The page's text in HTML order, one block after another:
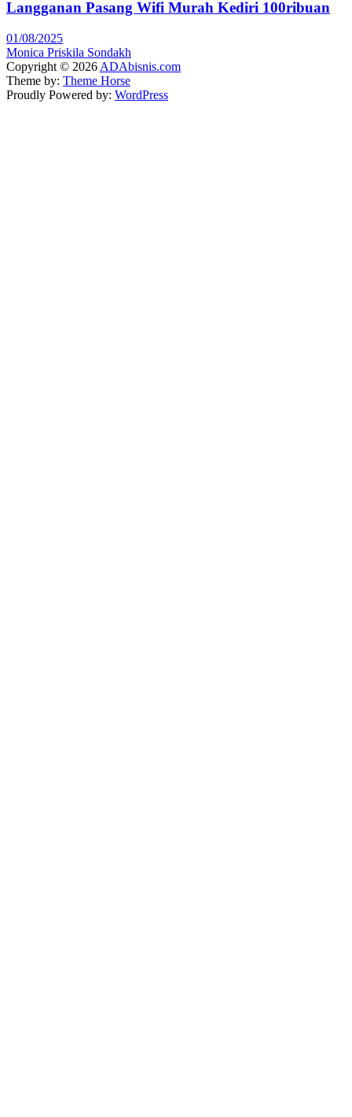
Langganan Pasang Wifi Murah Kediri 100ribuan
01/08/2025
Monica Priskila Sondakh
Copyright © 2026 ADAbisnis.com
Theme by: Theme Horse
Proudly Powered by: WordPress